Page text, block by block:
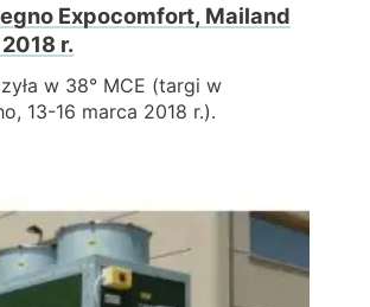
Expocomfort, Mailand
r.
w 38° MCE (targi w
13-16 marca 2018 r.).